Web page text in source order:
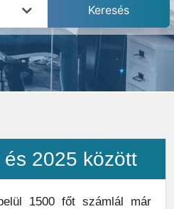
2025 között
1500 főt számlál már